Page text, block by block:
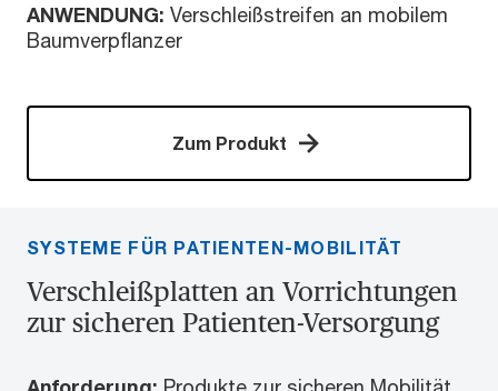
ANWENDUNG: Verschleißstreifen an mobilem
Baumverpflanzer
Zum Produkt
SYSTEME FÜR PATIENTEN-MOBILITÄT
Verschleißplatten an Vorrichtungen
zur sicheren Patienten-Versorgung